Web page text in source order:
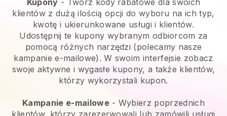
klientów z dużą ilością opcji do wyboru na ich typ,
kwotę i ukierunkowane usługi i klientów.
Udostępnij te kupony wybranym odbiorcom za
pomocą różnych narzędzi (polecamy nasze
kampanie e-mailowe). W swoim interfejsie zobacz
swoje aktywne i wygasłe kupony, a także klientów,
którzy wykorzystali kupon.
Kampanie e-mailowe- Wybierz poprzednich
klientów, którzy zarezerwowali lub zamówili usługi